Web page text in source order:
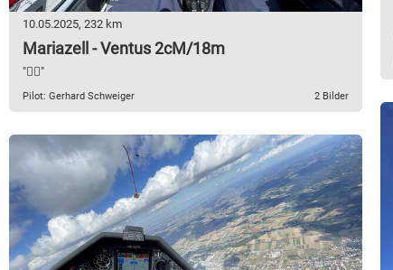
10.05.2025, 232 km
Mariazell - Ventus 2cM/18m
"👍🏼"
Pilot: Gerhard Schweiger 2 Bilder